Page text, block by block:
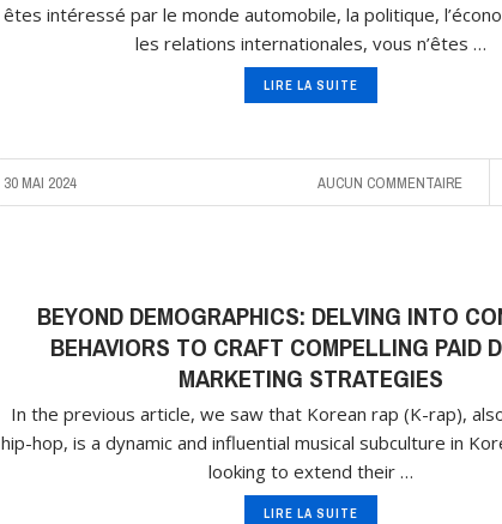
êtes intéressé par le monde automobile, la politique,
les relations internationales, vous n’êtes …
LIRE LA SUITE
30 MAI 2024 AUCUN COMMENTAIRE
BEYOND DEMOGRAPHICS: DELVING INTO
BEHAVIORS TO CRAFT COMPELLING PAID
MARKETING STRATEGIES
In the previous article, we saw that Korean rap (K-rap),
hip-hop, is a dynamic and influential musical subculture in
looking to extend their …
LIRE LA SUITE